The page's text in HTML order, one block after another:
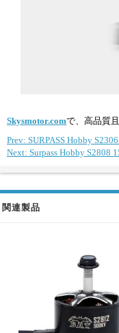
Skysmotor.comで、高品質
Prev: SURPASS Hobby
Next: Surpass Hobby
関連製品